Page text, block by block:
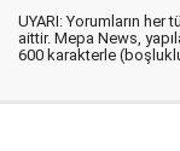
UYARI: Yorumların
aittir. Mepa News,
600 karakterle (boşluklu)